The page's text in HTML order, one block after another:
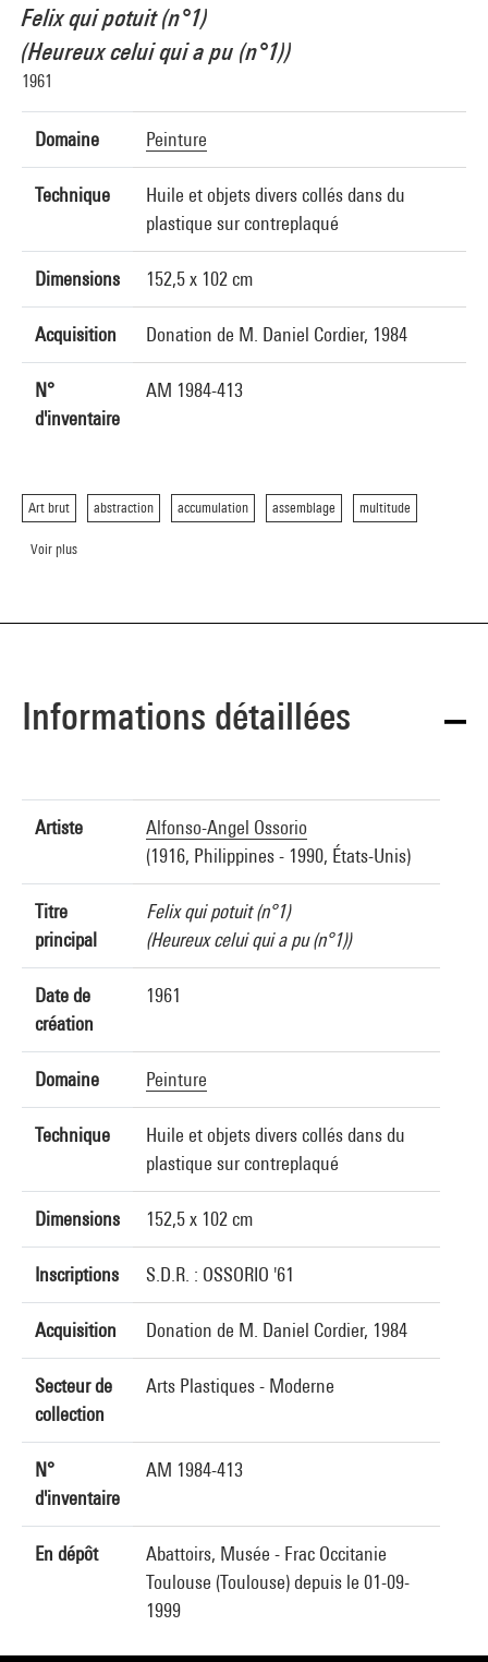
Felix qui potuit (n°1)
(Heureux celui qui a pu (n°1))
1961
Domaine Peinture
Technique
Huile et objets divers collés dans du
plastique sur contreplaqué
Dimensions 152,5 x 102 cm
Acquisition Donation de M. Daniel Cordier, 1984
N°
d'inventaire
AM 1984-413
Art brut abstraction accumulation assemblage multitude
Voir plus
Informations détaillées
Artiste
Alfonso-Angel Ossorio
(1916, Philippines - 1990, États-Unis)
Titre
principal
Felix qui potuit (n°1)
(Heureux celui qui a pu (n°1))
Date de
création
1961
Domaine Peinture
Technique
Huile et objets divers collés dans du
plastique sur contreplaqué
Dimensions 152,5 x 102 cm
Inscriptions S.D.R. : OSSORIO '61
Acquisition Donation de M. Daniel Cordier, 1984
Secteur de
collection
Arts Plastiques - Moderne
N°
d'inventaire
AM 1984-413
En dépôt
Abattoirs, Musée - Frac Occitanie
Toulouse (Toulouse) depuis le 01-09-
1999